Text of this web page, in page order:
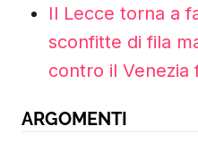
Il Lecce torna a
sconfitte di fila
contro il Venezia
ARGOMENTI